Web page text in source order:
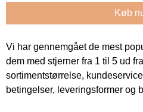
Køb
Vi har gennemgået de mest
dem med stjerner fra 1 til 5 ud
sortimentstørrelse,
betingelser, leveringsformer og